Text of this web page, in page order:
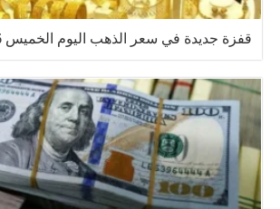
قفزة جديدة في سعر الذهب اليوم الخميس 6 أغسطس 2026